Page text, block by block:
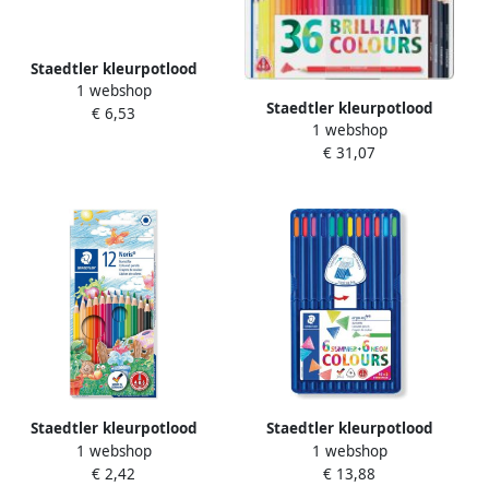
Staedtler kleurpotlood
Noris Club 24 potloden in
een kartonnen etui
1 webshop
€ 6,53
Staedtler kleurpotlood
Ergosoft 157 driekantig
doos van 36 stuks in
1 webshop
€ 31,07
Staedtler kleurpotlood
Noris Club 12 potloden in
een kartonnen etui
1 webshop
€ 2,42
Staedtler kleurpotlood
Ergosoft 157 driekantig etui
van 12 stuks in
1 webshop
€ 13,88